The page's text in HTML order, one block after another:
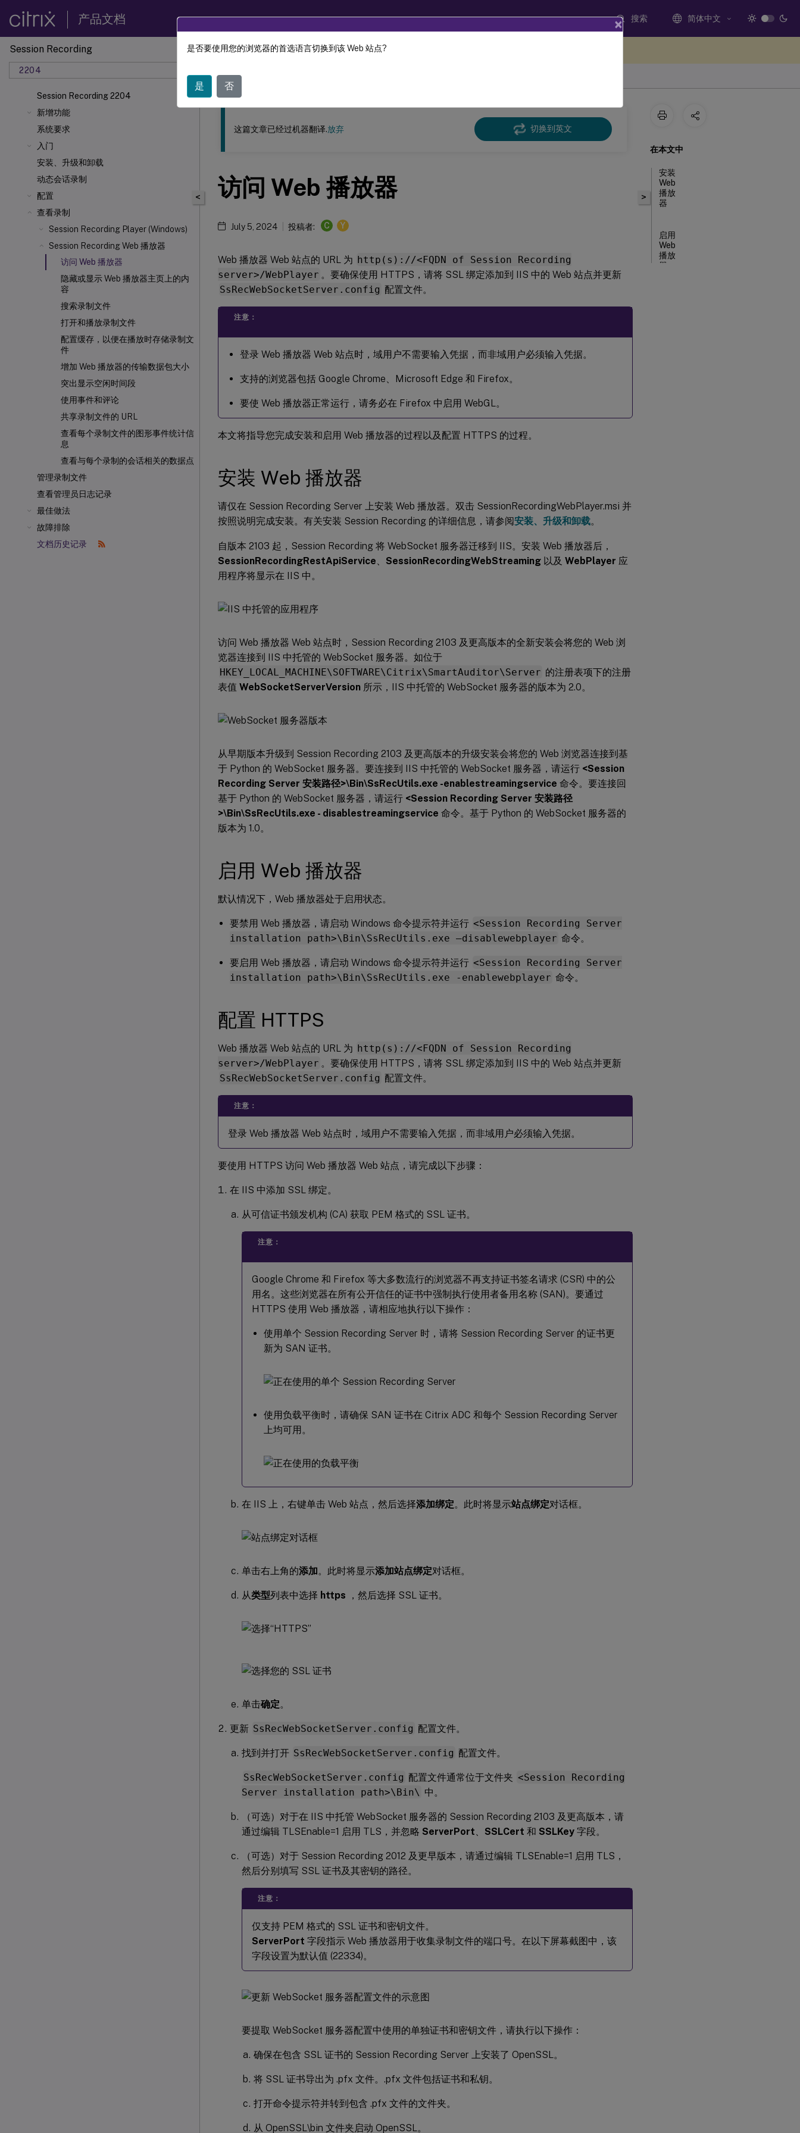
产品文档 搜索 简体中文
Session Recording
2204
Session Recording 2204
新增功能
系统要求
入门
安装、升级和卸载
动态会话录制
配置
查看录制
Session Recording Player (Windows)
Session Recording Web 播放器
访问 Web 播放器
隐藏或显示 Web 播放器主页上的内
容
搜索录制文件
打开和播放录制文件
配置缓存，以便在播放时存储录制文
件
增加 Web 播放器的传输数据包大小
突出显示空闲时间段
使用事件和评论
共享录制文件的 URL
查看每个录制文件的图形事件统计信
息
查看与每个录制的会话相关的数据点
管理录制文件
查看管理员日志记录
最佳做法
故障排除
文档历史记录
此内容已经过机器动态翻译。
<
这篇文章已经过机器翻译.放弃 切换到英文
访问 Web 播放器
July 5, 2024 投稿者: C Y
Web 播放器 Web 站点的 URL 为 http(s)://<FQDN of Session Recording
server>/WebPlayer 。要确保使用 HTTPS，请将 SSL 绑定添加到 IIS 中的 Web 站点并更新
SsRecWebSocketServer.config 配置文件。
注意：
登录 Web 播放器 Web 站点时，域用户不需要输入凭据，而非域用户必须输入凭据。
支持的浏览器包括 Google Chrome、Microsoft Edge 和 Firefox。
要使 Web 播放器正常运行，请务必在 Firefox 中启用 WebGL。
本文将指导您完成安装和启用 Web 播放器的过程以及配置 HTTPS 的过程。
安装 Web 播放器
请仅在 Session Recording Server 上安装 Web 播放器。双击 SessionRecordingWebPlayer.msi 并
按照说明完成安装。有关安装 Session Recording 的详细信息，请参阅安装、升级和卸载。
自版本 2103 起，Session Recording 将 WebSocket 服务器迁移到 IIS。安装 Web 播放器后，
SessionRecordingRestApiService
SessionRecordingWebStreaming 以及 WebPlayer 应
用程序将显示在 IIS 中。
访问 Web 播放器 Web 站点时，Session Recording 2103 及更高版本的全新安装会将您的 Web 浏
览器连接到 IIS 中托管的 WebSocket 服务器。如位于
HKEY_LOCAL_MACHINE\SOFTWARE\Citrix\SmartAuditor\Server 的注册表项下的注册
表值 WebSocketServerVersion 所示，IIS 中托管的 WebSocket 服务器的版本为 2.0。
从早期版本升级到 Session Recording 2103 及更高版本的升级安装会将您的 Web 浏览器连接到基
于 Python 的 WebSocket 服务器。要连接到 IIS 中托管的 WebSocket 服务器，请运行 <Session
Recording Server 安装路径>\Bin\SsRecUtils.exe -enablestreamingservice 命令。要连接回
基于 Python 的 WebSocket 服务器，请运行 <Session Recording Server 安装路径
>\Bin\SsRecUtils.exe - disablestreamingservice 命令。基于 Python 的 WebSocket 服务器的
版本为 1.0。
启用 Web 播放器
默认情况下，Web 播放器处于启用状态。
要禁用 Web 播放器，请启动 Windows 命令提示符并运行 <Session Recording Server
installation path>\Bin\SsRecUtils.exe –disablewebplayer 命令。
要启用 Web 播放器，请启动 Windows 命令提示符并运行 <Session Recording Server
installation path>\Bin\SsRecUtils.exe -enablewebplayer 命令。
配置 HTTPS
Web 播放器 Web 站点的 URL 为 http(s)://<FQDN of Session Recording
server>/WebPlayer 。要确保使用 HTTPS，请将 SSL 绑定添加到 IIS 中的 Web 站点并更新
SsRecWebSocketServer.config 配置文件。
注意：
登录 Web 播放器 Web 站点时，域用户不需要输入凭据，而非域用户必须输入凭据。
要使用 HTTPS 访问 Web 播放器 Web 站点，请完成以下步骤：
在 IIS 中添加 SSL 绑定。
从可信证书颁发机构 (CA) 获取 PEM 格式的 SSL 证书。
注意：
Google Chrome 和 Firefox 等大多数流行的浏览器不再支持证书签名请求 (CSR) 中的公
用名。这些浏览器在所有公开信任的证书中强制执行使用者备用名称 (SAN)。要通过
HTTPS 使用 Web 播放器，请相应地执行以下操作：
使用单个 Session Recording Server 时，请将 Session Recording Server 的证书更
新为 SAN 证书。
使用负载平衡时，请确保 SAN 证书在 Citrix ADC 和每个 Session Recording Server
上均可用。
在 IIS 上，右键单击 Web 站点，然后选择添加绑定。此时将显示站点绑定对话框。
单击右上角的添加。此时将显示添加站点绑定对话框。
从类型列表中选择 https ，然后选择 SSL 证书。
单击确定。
更新 SsRecWebSocketServer.config 配置文件。
找到并打开 SsRecWebSocketServer.config 配置文件。
SsRecWebSocketServer.config 配置文件通常位于文件夹 <Session Recording
Server installation path>\Bin\ 中。
（可选）对于在 IIS 中托管 WebSocket 服务器的 Session Recording 2103 及更高版本，请
通过编辑 TLSEnable=1 启用 TLS，并忽略 ServerPort SSLCert 和 SSLKey 字段。
（可选）对于 Session Recording 2012 及更早版本，请通过编辑 TLSEnable=1 启用 TLS，
然后分别填写 SSL 证书及其密钥的路径。
注意：
仅支持 PEM 格式的 SSL 证书和密钥文件。
ServerPort 字段指示 Web 播放器用于收集录制文件的端口号。在以下屏幕截图中，该
字段设置为默认值 (22334)。
要提取 WebSocket 服务器配置中使用的单独证书和密钥文件，请执行以下操作：
确保在包含 SSL 证书的 Session Recording Server 上安装了 OpenSSL。
将 SSL 证书导出为 .pfx 文件。.pfx 文件包括证书和私钥。
打开命令提示符并转到包含 .pfx 文件的文件夹。
从 OpenSSL\bin 文件夹启动 OpenSSL。
>
在本文中
安装
Web
播放
器
启用
Web
播放
器
×
是否要使用您的浏览器的首选语言切换到该 Web 站点?
是 否